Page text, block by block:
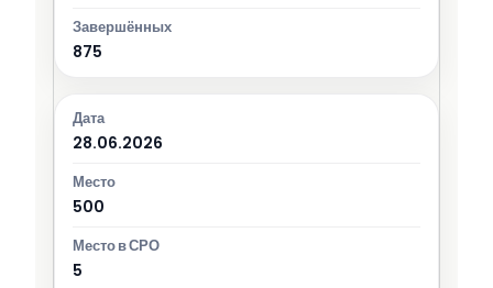
875
28.06.2026
500
5